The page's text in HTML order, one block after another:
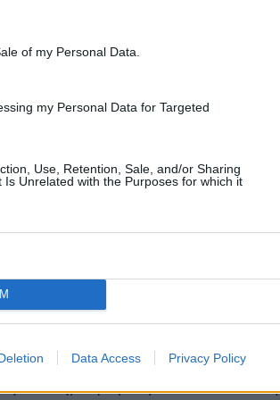
of my Personal Data.
my Personal Data for Targeted
Use, Retention, Sale, and/or Sharing
Unrelated with the Purposes for which it
Data Access Privacy Policy
πληροφορίες, θα είναι απλή